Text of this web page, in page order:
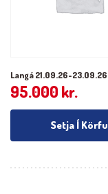
Langá 21.09.26-23.09.26
95.000 kr.
Setja Í Körfu